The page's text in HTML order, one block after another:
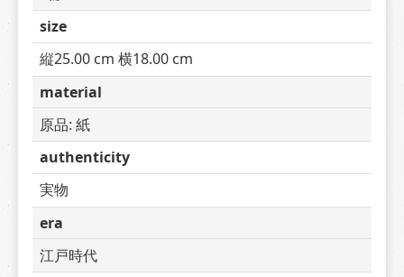
size
縦25.00 cm 横18.00 cm
material
原品: 紙
authenticity
実物
era
江戸時代